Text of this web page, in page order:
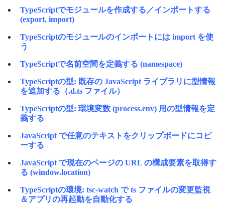
TypeScriptでモジュールを作成する／インポートする
(export, import)
TypeScriptのモジュールのインポートには import を使
う
TypeScriptで名前空間を定義する (namespace)
TypeScriptの型: 既存の JavaScript ライブラリに型情報
を追加する（.d.ts ファイル）
TypeScriptの型: 環境変数 (process.env) 用の型情報を定
義する
JavaScript で任意のテキストをクリップボードにコピ
ーする
JavaScript で現在のページの URL の構成要素を取得す
る (window.location)
TypeScriptの環境: tsc-watch で ts ファイルの変更監視
＆アプリの再起動を自動化する